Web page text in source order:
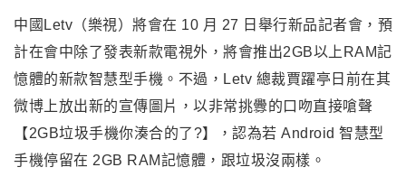
中國Letv（樂視）將會在 10 月 27 日舉行新品記者會，預
計在會中除了發表新款電視外，將會推出2GB以上 RAM記
憶體的新款智慧型手機。不過，Letv 總裁賈躍亭日前在其
微博上放出新的宣傳圖片，以非常挑釁的口吻直接嗆聲
【2GB垃圾手機你湊合的了?】，認為若 Android 智慧型
手機停留在 2GB RAM記憶體，跟垃圾沒兩樣。